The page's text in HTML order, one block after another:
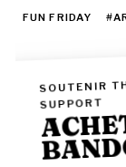
FUN FRIDAY
SOUTENIR
SUPPORT